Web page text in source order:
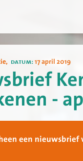
, datum:17 april 2019
-
een nieuwsbrief